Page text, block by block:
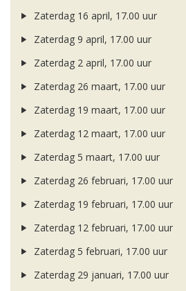
Zaterdag 16 april, 17.00 uur
Zaterdag 9 april, 17.00 uur
Zaterdag 2 april, 17.00 uur
Zaterdag 26 maart, 17.00 uur
Zaterdag 19 maart, 17.00 uur
Zaterdag 12 maart, 17.00 uur
Zaterdag 5 maart, 17.00 uur
Zaterdag 26 februari, 17.00 uur
Zaterdag 19 februari, 17.00 uur
Zaterdag 12 februari, 17.00 uur
Zaterdag 5 februari, 17.00 uur
Zaterdag 29 januari, 17.00 uur